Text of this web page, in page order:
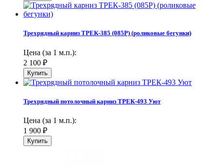
Трехрядный карниз ТРЕК-385 (085Р) (роликовые бегунки)
Цена (за 1 м.п.):
2 100 ₽
Трехрядный потолочный карниз ТРЕК-493 Уют
Цена (за 1 м.п.):
1 900 ₽